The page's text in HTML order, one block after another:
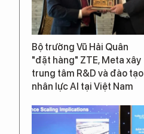
Bộ trưởng Vũ Hải Quân
"đặt hàng" ZTE, Meta xây
trung tâm R&D và đào tạo
nhân lực AI tại Việt Nam